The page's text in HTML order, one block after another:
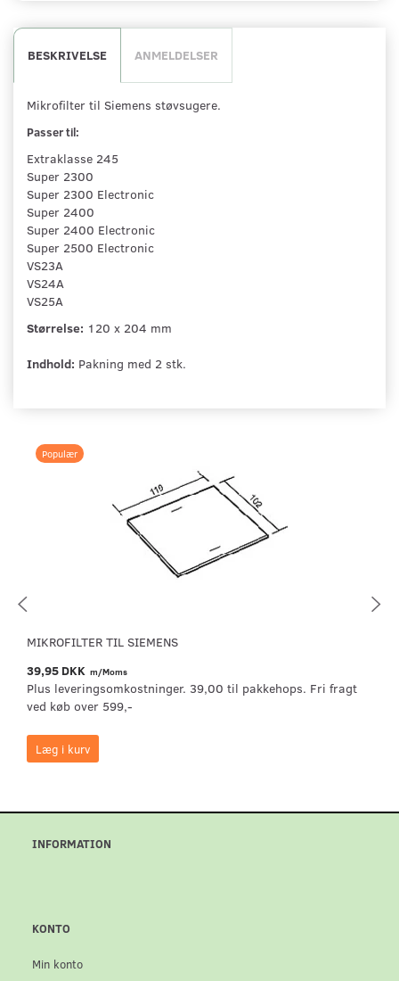
BESKRIVELSE ANMELDELSER
Mikrofilter til Siemens støvsugere.
Passer til:
Extraklasse 245
Super 2300
Super 2300 Electronic
Super 2400
Super 2400 Electronic
Super 2500 Electronic
VS23A
VS24A
VS25A
Størrelse: 120 x 204 mm
Indhold: Pakning med 2 stk.
Populær
MIKROFILTER TIL SIEMENS
39,95 DKK m/Moms
Plus leveringsomkostninger. 39,00 til pakkehops. Fri fragt
ved køb over 599,-
Læg i kurv
INFORMATION
KONTO
Min konto